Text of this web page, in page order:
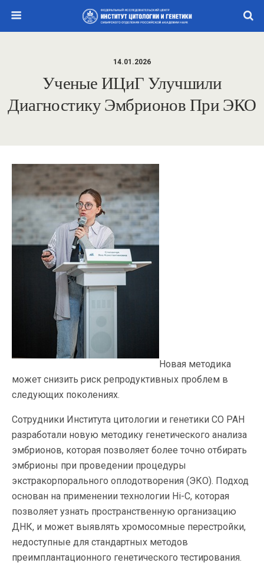
14.01.2026
Ученые ИЦиГ Улучшили
Диагностику Эмбрионов При ЭКО
Новая методика
может снизить риск репродуктивных проблем в
следующих поколениях.
Сотрудники Института цитологии и генетики СО РАН
разработали новую методику генетического анализа
эмбрионов, которая позволяет более точно отбирать
эмбрионы при проведении процедуры
экстракорпорального оплодотворения (ЭКО). Подход
основан на применении технологии Hi-C, которая
позволяет узнать пространственную организацию
ДНК, и может выявлять хромосомные перестройки,
недоступные для стандартных методов
преимплантационного генетического тестирования.